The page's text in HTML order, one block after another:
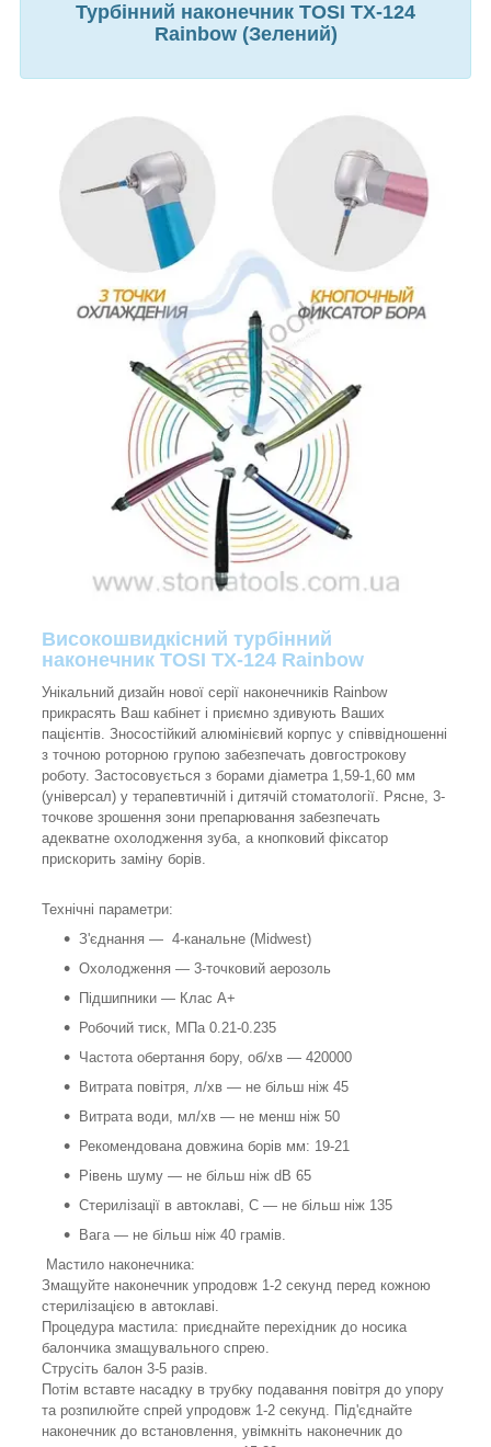
Турбінний наконечник TOSI TX-124
Rainbow (Зелений)
Високошвидкісний турбінний
наконечник TOSI TX-124 Rainbow
Унікальний дизайн нової серії наконечників Rainbow
прикрасять Ваш кабінет і приємно здивують Ваших
пацієнтів. Зносостійкий алюмінієвий корпус у співвідношенні
з точною роторною групою забезпечать довгострокову
роботу. Застосовується з борами діаметра 1,59-1,60 мм
(універсал) у терапевтичній і дитячій стоматології. Рясне, 3-
точкове зрошення зони препарювання забезпечать
адекватне охолодження зуба, а кнопковий фіксатор
прискорить заміну борів.
Технічні параметри:
З'єднання — 4-канальне (Midwest)
Охолодження — 3-точковий аерозоль
Підшипники — Клас А+
Робочий тиск, МПа 0.21-0.235
Частота обертання бору, об/хв — 420000
Витрата повітря, л/хв — не більш ніж 45
Витрата води, мл/хв — не менш ніж 50
Рекомендована довжина борів мм: 19-21
Рівень шуму — не більш ніж dB 65
Стерилізації в автоклаві, С — не більш ніж 135
Вага — не більш ніж 40 грамів.
Мастило наконечника:
Змащуйте наконечник упродовж 1-2 секунд перед кожною
стерилізацією в автоклаві.
Процедура мастила: приєднайте перехідник до носика
балончика змащувального спрею.
Струсіть балон 3-5 разів.
Потім вставте насадку в трубку подавання повітря до упору
та розпилюйте спрей упродовж 1-2 секунд. Під'єднайте
наконечник до встановлення, увімкніть наконечник до